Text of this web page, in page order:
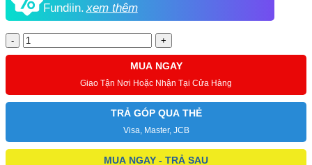
Fundiin.xem thêm
Số
lượng
MUA NGAY
Giao Tận Nơi Hoặc Nhận Tại Cửa Hàng
TRẢ GÓP QUA THẺ
Visa, Master, JCB
MUA NGAY - TRẢ SAU